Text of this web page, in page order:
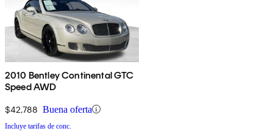
2010 Bentley Continental GTC
Speed AWD
$42,788 Buena oferta
Incluye tarifas de conc.